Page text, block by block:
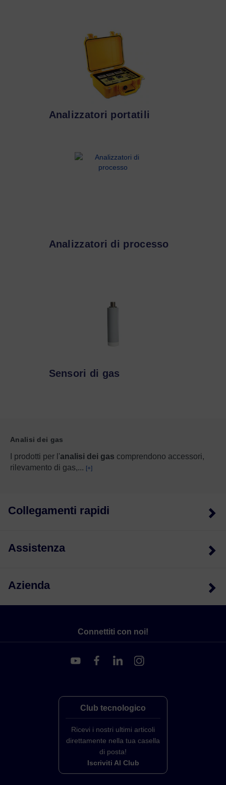
Analizzatori portatili
Analizzatori di processo
Sensori di gas
Analisi dei gas
I prodotti per l'analisi dei gas comprendono accessori,
rilevamento di gas,... [+]
Collegamenti rapidi
Assistenza
Azienda
Connettiti con noi!
Club tecnologico
Ricevi i nostri ultimi articoli
direttamente nella tua casella
di posta!
Iscriviti Al Club